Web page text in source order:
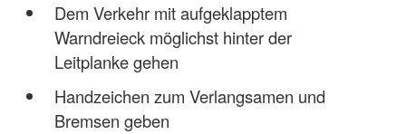
Dem Verkehr mit aufgeklapptem
Warndreieck möglichst hinter der
Leitplanke gehen
Handzeichen zum Verlangsamen und
Bremsen geben